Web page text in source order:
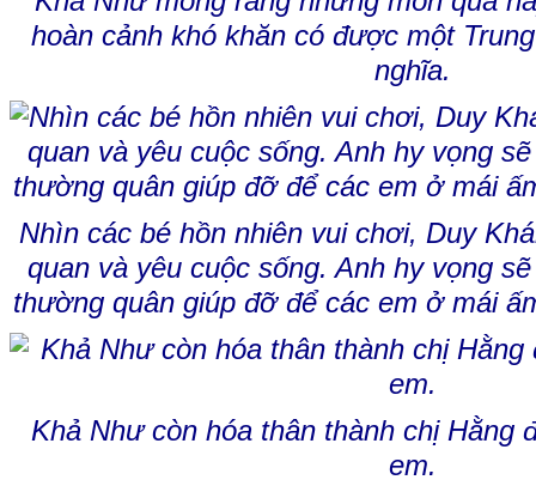
hoàn cảnh khó khăn có được một
nghĩa.
Nhìn các bé hồn nhiên vui chơi, Duy
quan và yêu cuộc sống. Anh hy vọng
thường quân giúp đỡ để các em ở mái
Khả Như còn hóa thân thành chị Hằng
em.